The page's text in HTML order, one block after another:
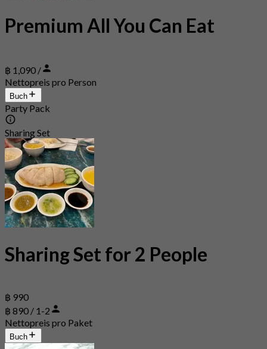
Premium All You Can Eat
฿ 1,090 /
Nettopreis pro Person
Buch
Party Pack
Sharing Set
Sharing Set for 2 People
฿ 990
฿ 890 / 1-2
Nettopreis pro Paket
Buch